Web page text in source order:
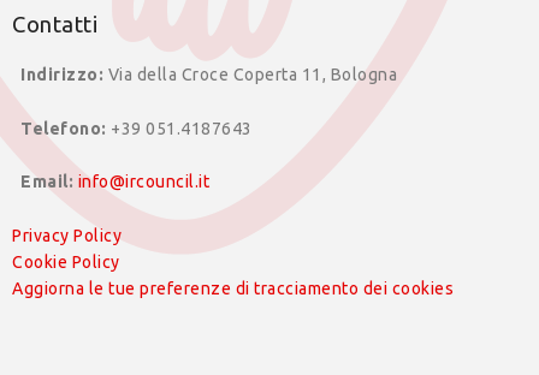
Contatti
Indirizzo: Via della Croce Coperta 11, Bologna
Telefono: +39 051.4187643
Email: info@ircouncil.it
Privacy Policy
Cookie Policy
Aggiorna le tue preferenze di tracciamento dei cookies